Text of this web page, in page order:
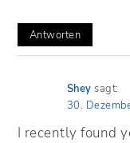
Antworten
Shey sagt:
30.
I recently found